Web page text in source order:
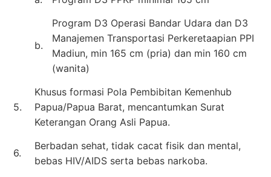
b.
Program D3 Operasi Bandar Udara dan D3
Manajemen Transportasi Perkeretaapian PPI
Madiun, min 165 cm (pria) dan min 160 cm
(wanita)
5.
Khusus formasi Pola Pembibitan Kemenhub
Papua/Papua Barat, mencantumkan Surat
Keterangan Orang Asli Papua.
6.
Berbadan sehat, tidak cacat fisik dan mental,
bebas HIV/AIDS serta bebas narkoba.